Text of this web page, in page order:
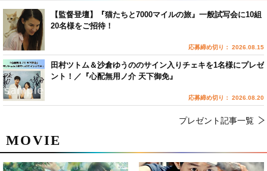
MOVIE
【監督登壇】『猫たちと7000マイルの旅』一般試写会に10組
20名様をご招待！
応募締め切り： 2026.08.15
田村ツトム＆沙倉ゆうののサイン入りチェキを1名様にプレゼ
ント！／『心配無用ノ介 天下御免』
応募締め切り： 2026.08.20
プレゼント記事一覧